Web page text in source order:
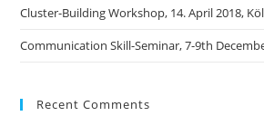
Cluster-Building Workshop, 14. April 2018,
Communication Skill-Seminar, 7-9th
Recent Comments